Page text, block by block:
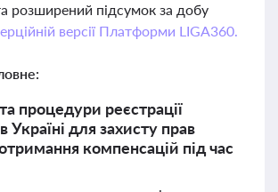
розширений підсумок за добу
версії Платформи LIGA360.
процедури реєстрації
Україні для захисту прав
компенсацій під час